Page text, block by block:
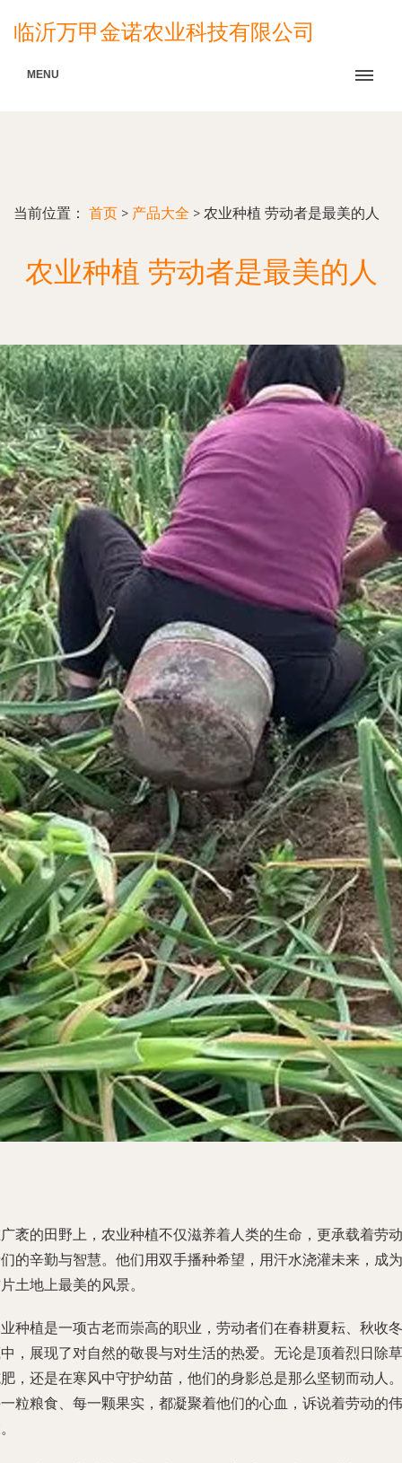
临沂万甲金诺农业科技有限公司
MENU
当前位置： 首页 > 产品大全 > 农业种植 劳动者是最美的人
农业种植 劳动者是最美的人
袤的田野上，农业种植不仅滋养着人类的生命，更承载着劳动
的辛勤与智慧。他们用双手播种希望，用汗水浇灌未来，成为
土地上最美的风景。
种植是一项古老而崇高的职业，劳动者们在春耕夏耘、秋收冬
，展现了对自然的敬畏与对生活的热爱。无论是顶着烈日除草
，还是在寒风中守护幼苗，他们的身影总是那么坚韧而动人。
粒粮食、每一颗果实，都凝聚着他们的心血，诉说着劳动的伟